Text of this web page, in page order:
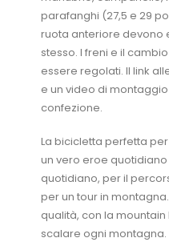
parafanghi (27,5 e 29
ruota anteriore devono
stesso. I freni e il
essere regolati. Il link
e un video di
confezione.
La bicicletta perfetta
un vero eroe quotidiano
quotidiano, per il
per un tour in
qualità, con la mountain
scalare ogni montagna.